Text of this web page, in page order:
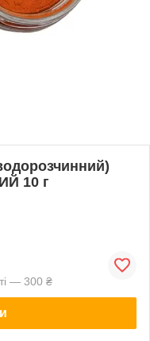
10 г
— 300 ₴